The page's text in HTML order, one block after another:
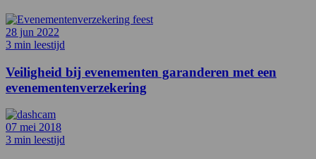
28 jun 2022
3 min leestijd
Veiligheid bij evenementen garanderen met een
evenementenverzekering
07 mei 2018
3 min leestijd